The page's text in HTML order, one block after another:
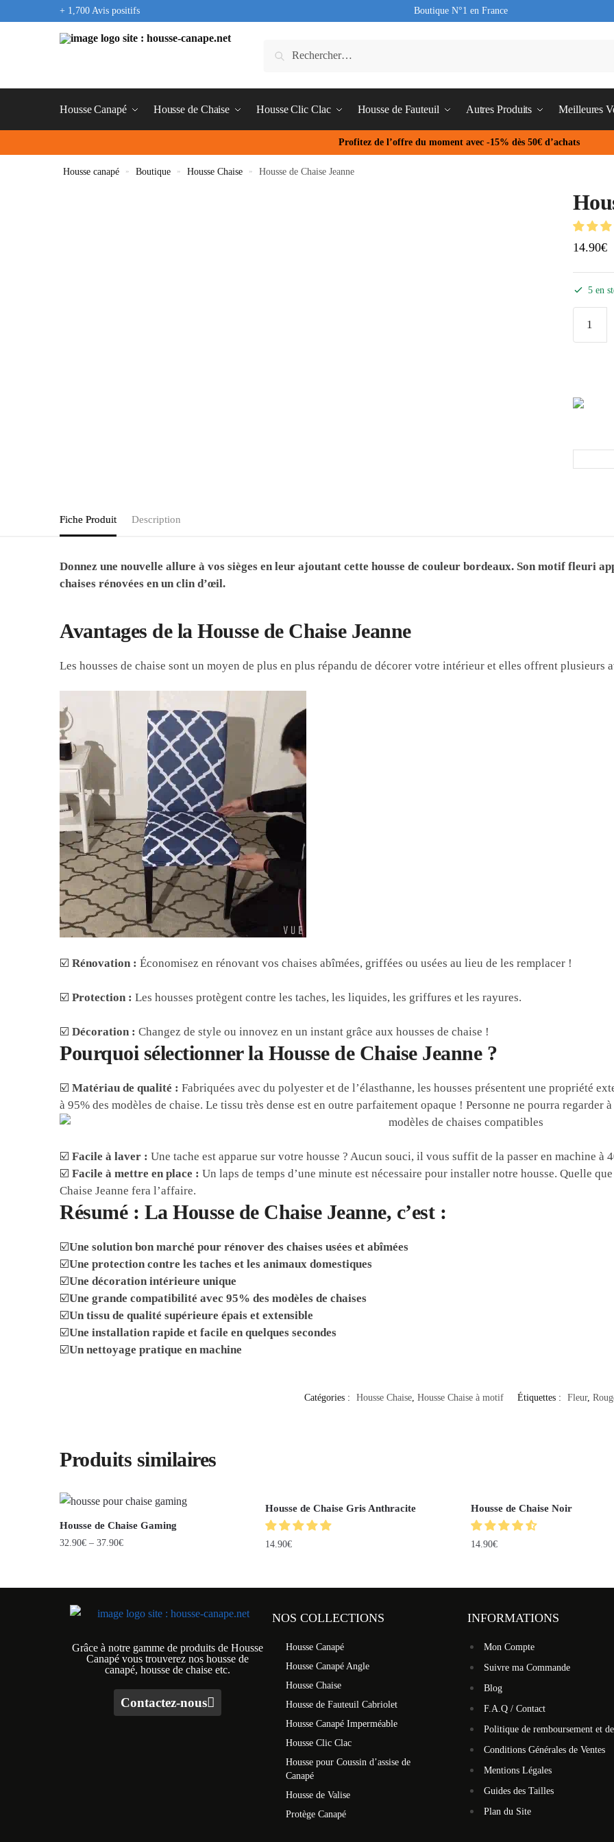
+ 1,700 Avis positifs Boutique N°1 en France
Housse Canapé Housse de Chaise Housse Clic Clac Housse de Fauteuil Autres Produits Meilleures
Profitez de l’offre du moment avec -15% dès 50€ d’achats
Housse canapé » Boutique » Housse Chaise » Housse de Chaise Jeanne
14.90€
5 en
Fiche Produit Description
Donnez une nouvelle allure à vos sièges en leur ajoutant cette housse de couleur bordeaux. Son motif fleuri
chaises rénovées en un clin d’œil.
Avantages de la Housse de Chaise Jeanne
Les housses de chaise sont un moyen de plus en plus répandu de décorer votre intérieur et elles offrent plusieurs
☑️Rénovation : Économisez en rénovant vos chaises abîmées, griffées ou usées au lieu de les remplacer !
☑️Protection : Les housses protègent contre les taches, les liquides, les griffures et les rayures.
☑️Décoration : Changez de style ou innovez en un instant grâce aux housses de chaise !
Pourquoi sélectionner la Housse de Chaise Jeanne ?
☑️Matériau de qualité : Fabriquées avec du polyester et de l’élasthanne, les housses présentent une propriété
à 95% des modèles de chaise. Le tissu très dense est en outre parfaitement opaque ! Personne ne pourra regarder
☑️Facile à laver : Une tache est apparue sur votre housse ? Aucun souci, il vous suffit de la passer en machine à
☑️Facile à mettre en place : Un laps de temps d’une minute est nécessaire pour installer notre housse. Quelle
Chaise Jeanne fera l’affaire.
Résumé : La Housse de Chaise Jeanne, c’est :
☑️Une solution bon marché pour rénover des chaises usées et abîmées
☑️Une protection contre les taches et les animaux domestiques
☑️Une décoration intérieure unique
☑️Une grande compatibilité avec 95% des modèles de chaises
☑️Un tissu de qualité supérieure épais et extensible
☑️Une installation rapide et facile en quelques secondes
☑️Un nettoyage pratique en machine
Catégories : Housse Chaise, Housse Chaise à motif Étiquettes : Fleur,
Produits similaires
Housse de Chaise Gaming
32.90€ –37.90€
Housse de Chaise Gris Anthracite
14.90€
Housse de Chaise Noir
14.90€
Grâce à notre gamme de produits de Housse
Canapé vous trouverez nos housse de
canapé, housse de chaise etc.
Contactez-nous
NOS COLLECTIONS
Housse Canapé
Housse Canapé Angle
Housse Chaise
Housse de Fauteuil Cabriolet
Housse Canapé Imperméable
Housse Clic Clac
Housse pour Coussin d’assise de
Canapé
Housse de Valise
Protège Canapé
INFORMATIONS
Mon Compte
Suivre ma Commande
Blog
F.A.Q / Contact
Politique de remboursement et
Conditions Générales de Ventes
Mentions Légales
Guides des Tailles
Plan du Site